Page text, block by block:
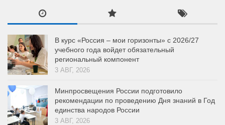
В курс «Россия – мои горизонты» с 2026/27
учебного года войдет обязательный
региональный компонент
3 АВГ, 2026
Минпросвещения России подготовило
рекомендации по проведению Дня знаний в Год
единства народов России
3 АВГ, 2026